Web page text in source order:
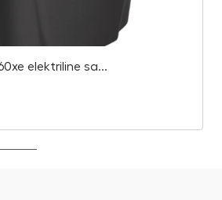
elektriline sa...